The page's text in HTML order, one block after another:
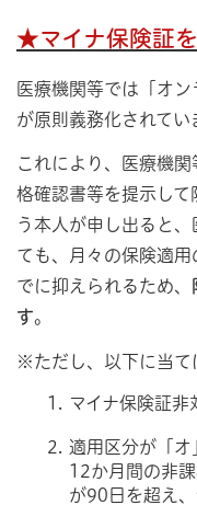
★マイナ保険証
医療機関等では「オン
が原則義務化されてい
これにより、医療機
格確認書等を提示して
う本人が申し出ると
ても、月々の保険適
でに抑えられるため、
す。
※ただし、以下に当て
マイナ保険証非
適用区分が「
12か月間の非
が90日を超え